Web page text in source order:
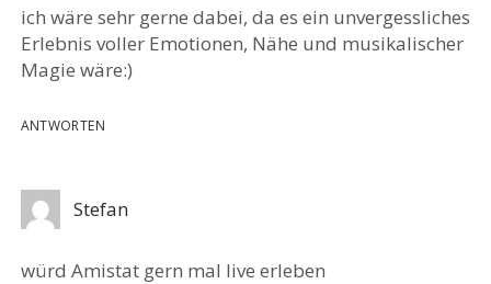
ich wäre sehr gerne dabei, da es ein unvergessliches
Erlebnis voller Emotionen, Nähe und musikalischer
Magie wäre:)
ANTWORTEN
Stefan
würd Amistat gern mal live erleben